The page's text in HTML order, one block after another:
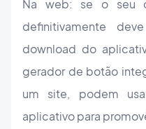
Na web: se o seu
definitivamente
download do
gerador de botão
um site, podem
aplicativo para